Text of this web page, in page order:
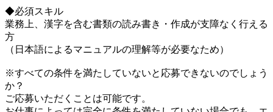
◆必須スキル
業務上、漢字を含む書類の読み書き・作成が支障なく行える
方
（日本語によるマニュアルの理解等が必要なため）
※すべての条件を満たしていないと応募できないのでしょう
か？
ご応募いただくことは可能です。